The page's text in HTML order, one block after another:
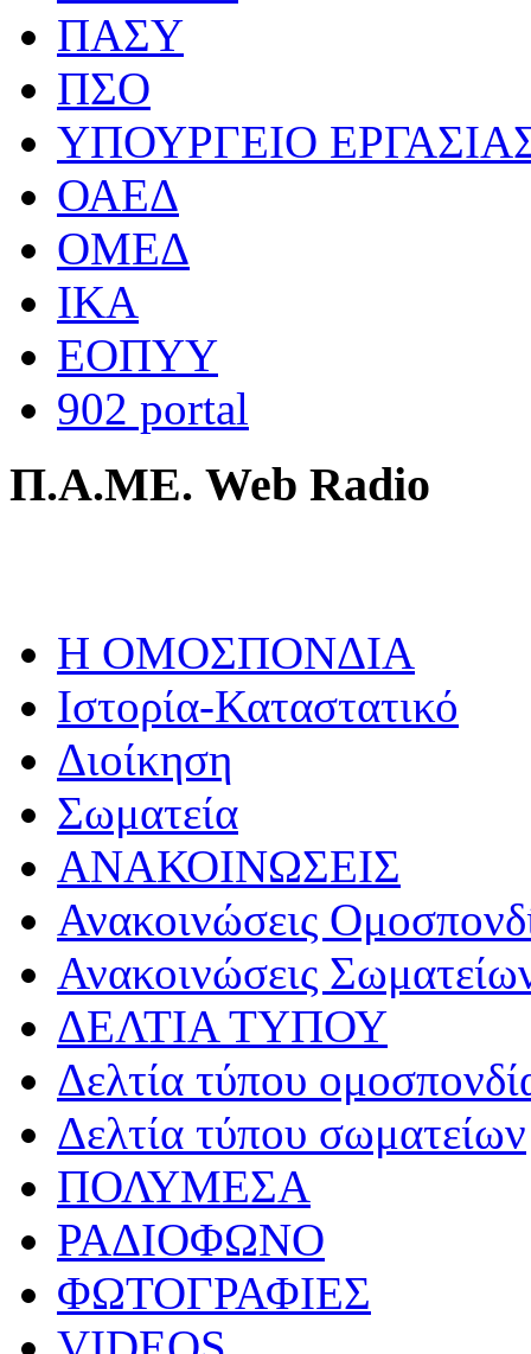
ΠΑΣΥ
ΠΣΟ
ΥΠΟΥΡΓΕΙΟ
ΟΑΕΔ
ΟΜΕΔ
ΙΚΑ
ΕΟΠΥΥ
902 portal
Π.Α.ΜΕ. Web Radio
Η ΟΜΟΣΠΟΝΔΙΑ
Ιστορία-Καταστατικό
Διοίκηση
Σωματεία
ΑΝΑΚΟΙΝΩΣΕΙΣ
Ανακοινώσεις
Ανακοινώσεις
ΔΕΛΤΙΑ ΤΥΠΟΥ
Δελτία τύπου
Δελτία τύπου σωματείων
ΠΟΛΥΜΕΣΑ
ΡΑΔΙΟΦΩΝΟ
ΦΩΤΟΓΡΑΦΙΕΣ